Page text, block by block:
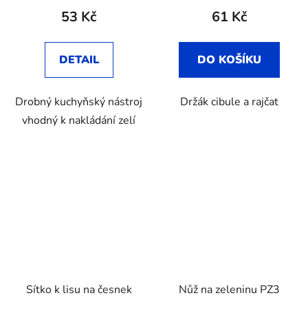
53 Kč
DETAIL
Drobný kuchyňský nástroj
vhodný k nakládání zelí
61 Kč
DO KOŠÍKU
Držák cibule a rajčat
Sítko k lisu na česnek Nůž na zeleninu PZ3